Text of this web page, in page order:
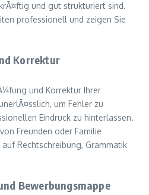
und gut strukturiert sind.
professionell und zeigen Sie
Korrektur
und Korrektur Ihrer
um Fehler zu
Eindruck zu hinterlassen.
Freunden oder Familie
Rechtschreibung, Grammatik
Bewerbungsmappe